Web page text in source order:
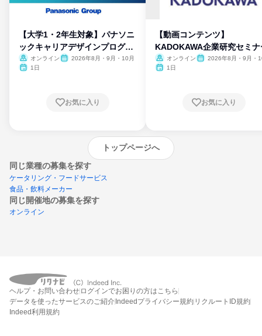
【大学1・2年生対象】パナソニ
ックキャリアデザインプログラ
ム
オンライン
2026年8月・9月・10月
1日
お気に入り
【動画コンテンツ】
KADOKAWA企業研究セミナ
オンライン
2026年8月・9月・
1日
お気に入り
トップページへ
同じ業種の募集を探す
ケータリング・フードサービス
食品・飲料メーカー
同じ開催地の募集を探す
オンライン
締切：なし
ヘルプ・お問い合わせ ログインでお困りの方はこちら
データを使ったサービスのご紹介 Indeedプライバシー規約 リクルートID規約
Indeed利用規約